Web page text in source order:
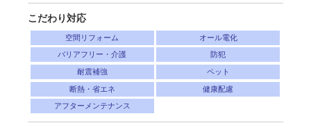
こだわり対応
空間リフォーム オール電化
バリアフリー・介護 防犯
耐震補強 ペット
断熱・省エネ 健康配慮
アフターメンテナンス